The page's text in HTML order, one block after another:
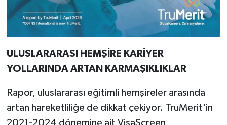
ULUSLARARASI HEMŞİRE KARİYER
YOLLARINDA ARTAN KARMAŞIKLIKLAR
Rapor, uluslararası eğitimli hemşireler arasında
artan hareketliliğe de dikkat çekiyor. TruMerit'in
2021-2024 dönemine ait VisaScreen